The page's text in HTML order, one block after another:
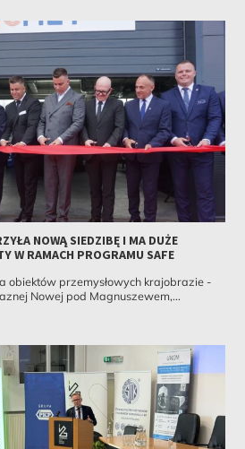
NOWĄ SIEDZIBĘ I MA DUŻE
W RAMACH PROGRAMU SAFE
obiektów przemysłowych krajobrazie -
Nowej pod Magnuszewem,...